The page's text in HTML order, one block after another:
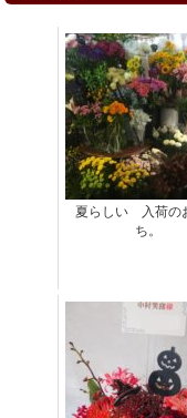
夏らしい 入荷の
ち。